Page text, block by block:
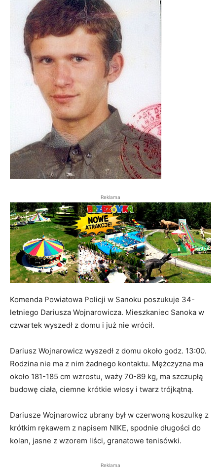
Reklama
Komenda Powiatowa Policji w Sanoku poszukuje 34-
letniego Dariusza Wojnarowicza. Mieszkaniec Sanoka w
czwartek wyszedł z domu i już nie wrócił.
Dariusz Wojnarowicz wyszedł z domu około godz. 13:00.
Rodzina nie ma z nim żadnego kontaktu. Mężczyzna ma
około 181-185 cm wzrostu, waży 70-89 kg, ma szczupłą
budowę ciała, ciemne krótkie włosy i twarz trójkątną.
Dariusze Wojnarowicz ubrany był w czerwoną koszulkę z
krótkim rękawem z napisem NIKE, spodnie długości do
kolan, jasne z wzorem liści, granatowe tenisówki.
Reklama